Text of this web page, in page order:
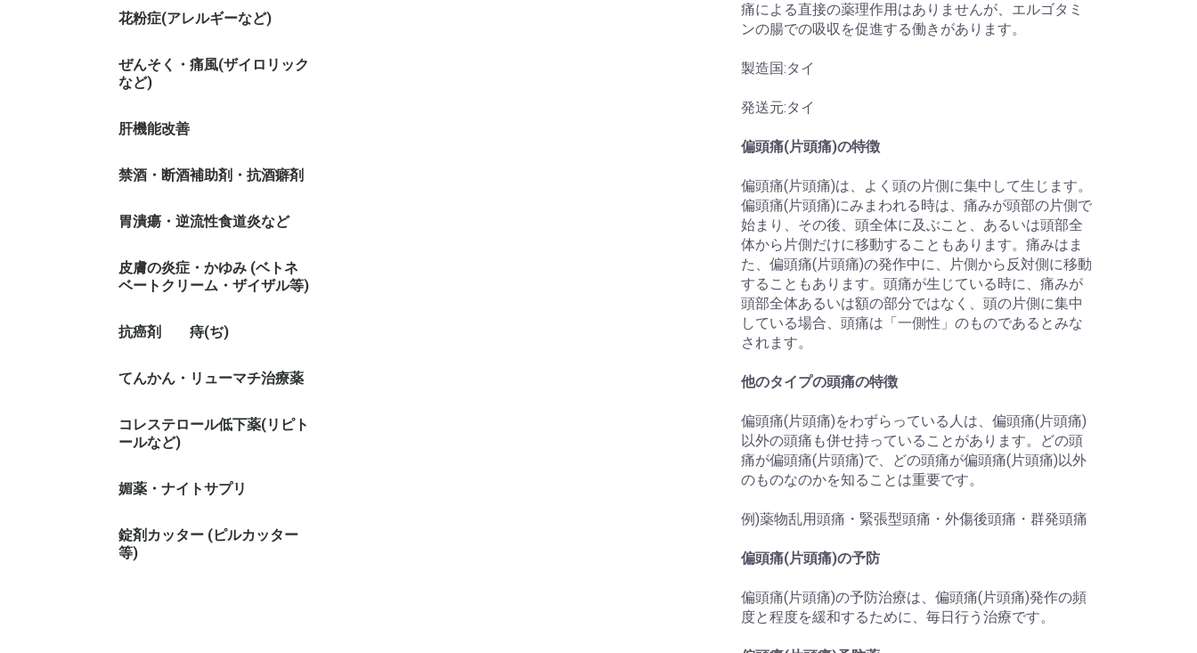
花粉症(アレルギーなど)
ぜんそく・痛風(ザイロリック
など)
肝機能改善
禁酒・断酒補助剤・抗酒癖剤
胃潰瘍・逆流性食道炎など
皮膚の炎症・かゆみ (ベトネ
ベートクリーム・ザイザル等)
抗癌剤 痔(ぢ)
てんかん・リューマチ治療薬
コレステロール低下薬(リピト
ールなど)
媚薬・ナイトサプリ
錠剤カッター (ピルカッター
等)
痛による直接の薬理作用はありませんが、エルゴタミ
ンの腸での吸収を促進する働きがあります。
製造国:タイ
発送元:タイ
偏頭痛(片頭痛)の特徴
偏頭痛(片頭痛)は、よく頭の片側に集中して生じます。
偏頭痛(片頭痛)にみまわれる時は、痛みが頭部の片側で
始まり、その後、頭全体に及ぶこと、あるいは頭部全
体から片側だけに移動することもあります。痛みはま
た、偏頭痛(片頭痛)の発作中に、片側から反対側に移動
することもあります。頭痛が生じている時に、痛みが
頭部全体あるいは額の部分ではなく、頭の片側に集中
している場合、頭痛は「一側性」のものであるとみな
されます。
他のタイプの頭痛の特徴
偏頭痛(片頭痛)をわずらっている人は、偏頭痛(片頭痛)
以外の頭痛も併せ持っていることがあります。どの頭
痛が偏頭痛(片頭痛)で、どの頭痛が偏頭痛(片頭痛)以外
のものなのかを知ることは重要です。
例)薬物乱用頭痛・緊張型頭痛・外傷後頭痛・群発頭痛
偏頭痛(片頭痛)の予防
偏頭痛(片頭痛)の予防治療は、偏頭痛(片頭痛)発作の頻
度と程度を緩和するために、毎日行う治療です。